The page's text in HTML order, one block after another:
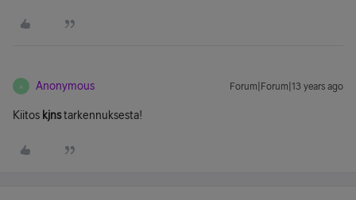
A Anonymous Forum|Forum|13 years ago
Kiitos kjnstarkennuksesta!